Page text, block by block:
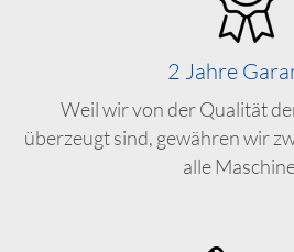
2 Jahre
Weil wir von der Qualität
überzeugt sind, gewähren wir
alle